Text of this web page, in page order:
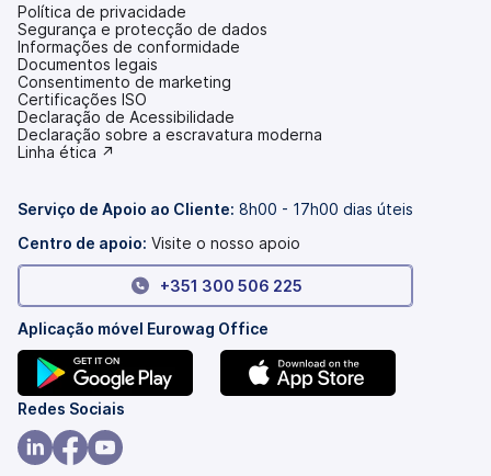
Política de privacidade
Segurança e protecção de dados
Informações de conformidade
Documentos legais
Consentimento de marketing
Certificações ISO
Declaração de Acessibilidade
(abre
num
Declaração sobre a escravatura moderna
(abre
separador)
Linha ética ↗
Serviço de Apoio ao Cliente: 8h00 - 17h00 dias úteis
Centro de apoio: Visite o nosso apoio
+351 300 506 225
Aplicação móvel Eurowag Office
(abre
num
novo
Redes Sociais